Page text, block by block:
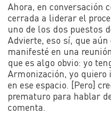
Ahora, en conversación
cerrada a liderar el
uno de los dos puestos
Advierte, eso sí, que
manifesté en una
que es algo obvio: yo
Armonización, yo
en ese espacio. [Pero]
prematuro para hablar
comenta.